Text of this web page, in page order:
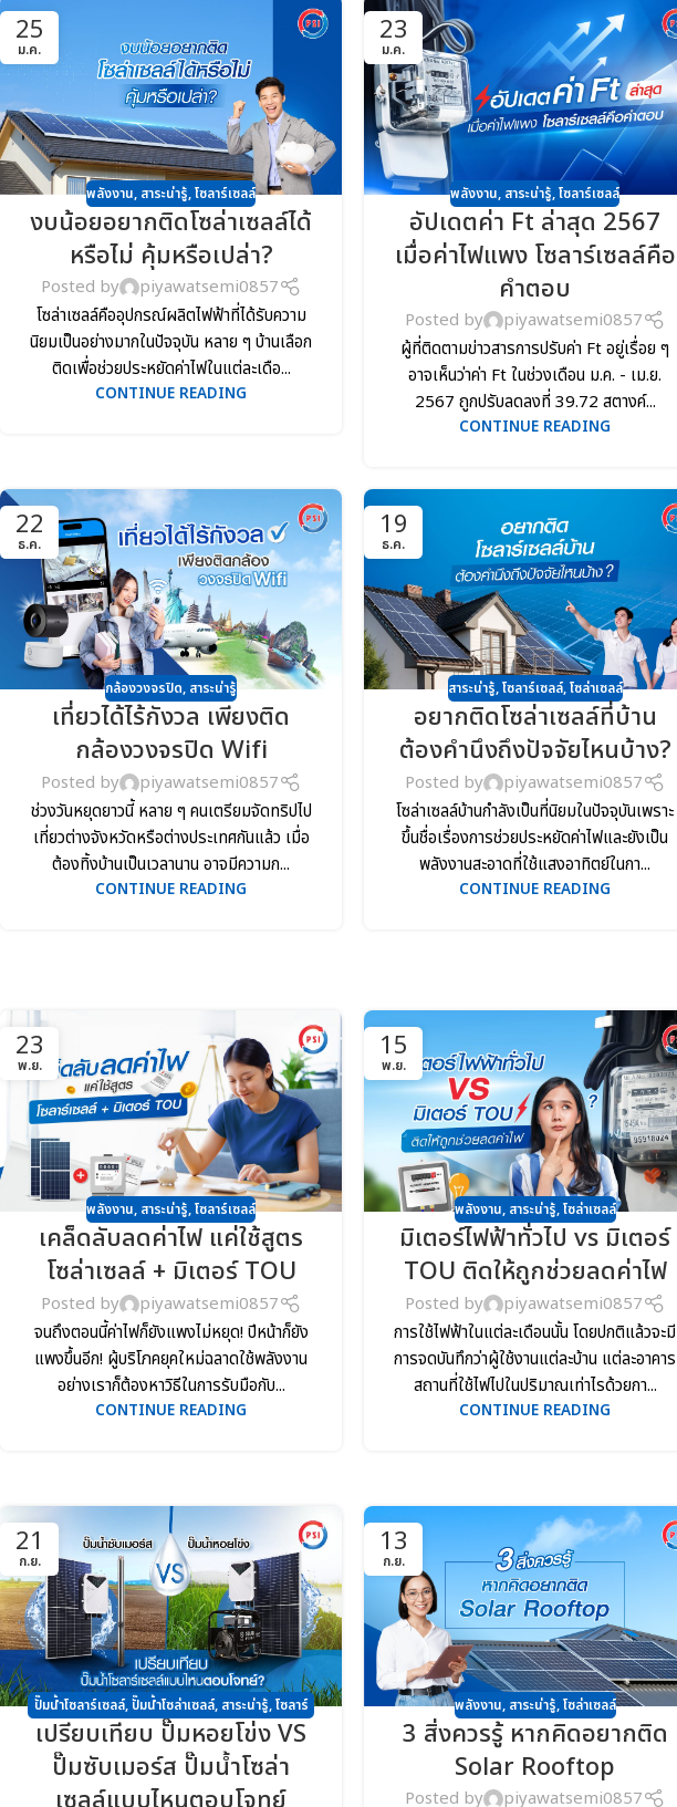
25
ม.ค.
พลังงาน, สาระน่ารู้,โซลาร์เซลล์
งบน้อยอยากติดโซล่าเซลล์ได้
หรือไม่ คุ้มหรือเปล่า?
Posted by
piyawatsemi0857
โซล่าเซลล์คืออุปกรณ์ผลิตไฟฟ้าที่ได้รับความ
นิยมเป็นอย่างมากในปัจจุบัน หลาย ๆ บ้านเลือก
ติดเพื่อช่วยประหยัดค่าไฟในแต่ละเดือ...
CONTINUE READING
23
ม.ค.
พลังงาน, สาระน่ารู้,โซลาร์เซลล์
อัปเดตค่า Ft ล่าสุด 2567
เมื่อค่าไฟแพง โซลาร์เซลล์คือ
คำตอบ
Posted by
piyawatsemi0857
ผู้ที่ติดตามข่าวสารการปรับค่า Ft อยู่เรื่อย ๆ
อาจเห็นว่าค่า Ft ในช่วงเดือน ม.ค. - เม.ย.
2567 ถูกปรับลดลงที่ 39.72 สตางค์...
CONTINUE READING
22
ธ.ค.
กล้องวงจรปิด, สาระน่ารู้
เที่ยวได้ไร้กังวล เพียงติด
กล้องวงจรปิด Wifi
Posted by
piyawatsemi0857
ช่วงวันหยุดยาวนี้ หลาย ๆ คนเตรียมจัดทริปไป
เที่ยวต่างจังหวัดหรือต่างประเทศกันแล้ว เมื่อ
ต้องทิ้งบ้านเป็นเวลานาน อาจมีความก...
CONTINUE READING
19
ธ.ค.
สาระน่ารู้,โซลาร์เซลล์,โซล่าเซลล์
อยากติดโซล่าเซลล์ที่บ้าน
ต้องคำนึงถึงปัจจัยไหนบ้าง?
Posted by
piyawatsemi0857
โซล่าเซลล์บ้านกำลังเป็นที่นิยมในปัจจุบันเพราะ
ขึ้นชื่อเรื่องการช่วยประหยัดค่าไฟและยังเป็น
พลังงานสะอาดที่ใช้แสงอาทิตย์ในกา...
CONTINUE READING
23
พ.ย.
พลังงาน, สาระน่ารู้,โซลาร์เซลล์
เคล็ดลับลดค่าไฟ แค่ใช้สูตร
โซล่าเซลล์ + มิเตอร์ TOU
Posted by
piyawatsemi0857
จนถึงตอนนี้ค่าไฟก็ยังแพงไม่หยุด! ปีหน้าก็ยัง
แพงขึ้นอีก! ผู้บริโภคยุคใหม่ฉลาดใช้พลังงาน
อย่างเราก็ต้องหาวิธีในการรับมือกับ...
CONTINUE READING
15
พ.ย.
พลังงาน, สาระน่ารู้,โซล่าเซลล์
มิเตอร์ไฟฟ้าทั่วไป vs มิเตอร์
TOU ติดให้ถูกช่วยลดค่าไฟ
Posted by
piyawatsemi0857
การใช้ไฟฟ้าในแต่ละเดือนนั้น โดยปกติแล้วจะมี
การจดบันทึกว่าผู้ใช้งานแต่ละบ้าน แต่ละอาคาร
สถานที่ใช้ไฟไปในปริมาณเท่าไรด้วยกา...
CONTINUE READING
21
ก.ย.
ปั๊มน้ำโซลาร์เซลล์,ปั๊มน้ำโซล่าเซลล์, สาระน่ารู้,โซลาร์
เซลล์
เปรียบเทียบ ปั๊มหอยโข่ง VS
ปั๊มซับเมอร์ส ปั๊มน้ำโซล่า
13
ก.ย.
พลังงาน, สาระน่ารู้,โซล่าเซลล์
3 สิ่งควรรู้ หากคิดอยากติด
Solar Rooftop
Posted by piyawatsemi0857